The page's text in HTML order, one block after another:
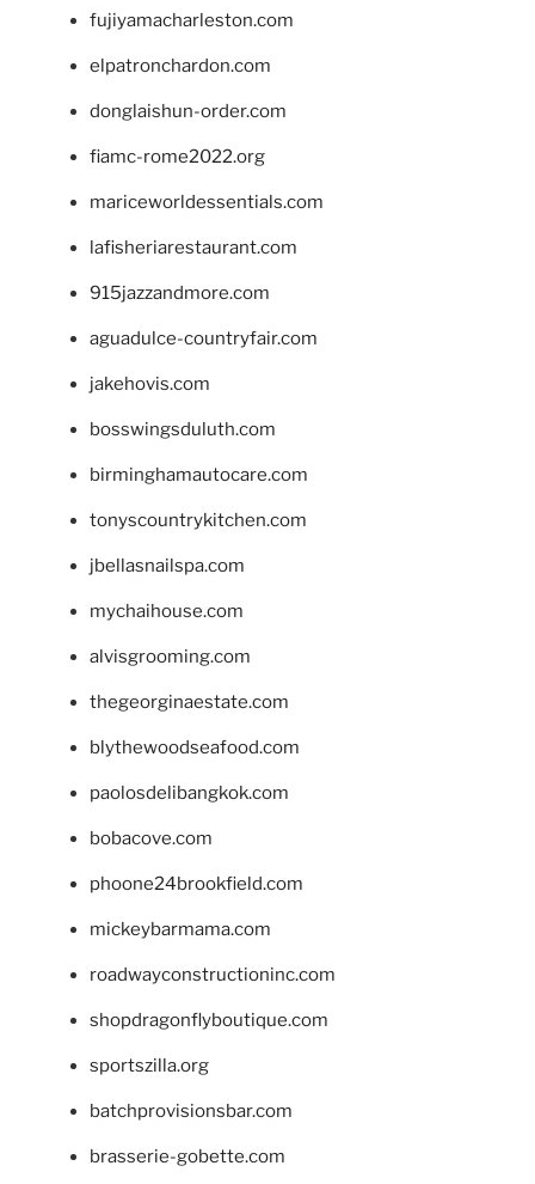
fujiyamacharleston.com
elpatronchardon.com
donglaishun-order.com
fiamc-rome2022.org
mariceworldessentials.com
lafisheriarestaurant.com
915jazzandmore.com
aguadulce-countryfair.com
jakehovis.com
bosswingsduluth.com
birminghamautocare.com
tonyscountrykitchen.com
jbellasnailspa.com
mychaihouse.com
alvisgrooming.com
thegeorginaestate.com
blythewoodseafood.com
paolosdelibangkok.com
bobacove.com
phoone24brookfield.com
mickeybarmama.com
roadwayconstructioninc.com
shopdragonflyboutique.com
sportszilla.org
batchprovisionsbar.com
brasserie-gobette.com